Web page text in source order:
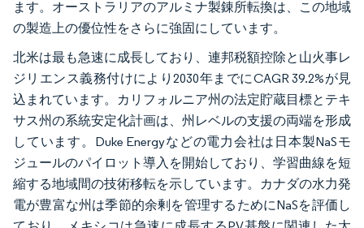
ます。オーストラリアのアルミナ製錬所転換は、この地域
の製造上の優位性をさらに強固にしています。
北米は最も急速に成長しており、連邦税額控除と山火事レ
ジリエンス義務付けにより2030年までにCAGR 39.2%が見
込まれています。カリフォルニア州の法定貯蔵目標とテキ
サス州の系統安定化計画は、州レベルの支援の両端を形成
しています。Duke Energyなどの電力会社は日本製NaSモ
ジュールのパイロット導入を開始しており、学習曲線を短
縮する地域間の技術移転を示しています。カナダの水力発
電が豊富な州は季節的余剰を管理するためにNaSを評価し